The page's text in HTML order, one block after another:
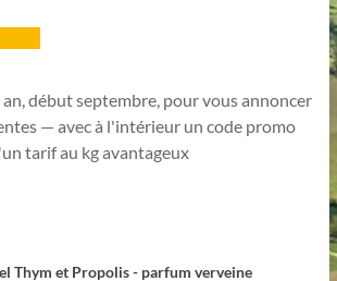
début septembre, pour vous annoncer
— avec à l'intérieur un code promo
tarif au kg avantageux
Thym et Propolis - parfum verveine